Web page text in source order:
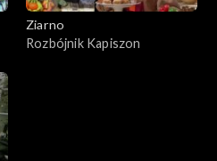
Ziarno
Rozbójnik Kapiszon